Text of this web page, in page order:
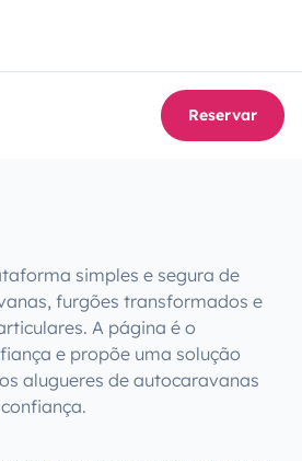
Reservar
simples e segura de
furgões transformados e
A página é o
e propõe uma solução
alugueres de autocaravanas